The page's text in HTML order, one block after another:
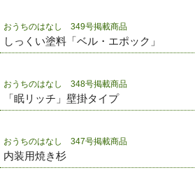
おうちのはなし 349号掲載商品
しっくい塗料「ベル・エポック」
おうちのはなし 348号掲載商品
「眠リッチ」壁掛タイプ
おうちのはなし 347号掲載商品
内装用焼き杉